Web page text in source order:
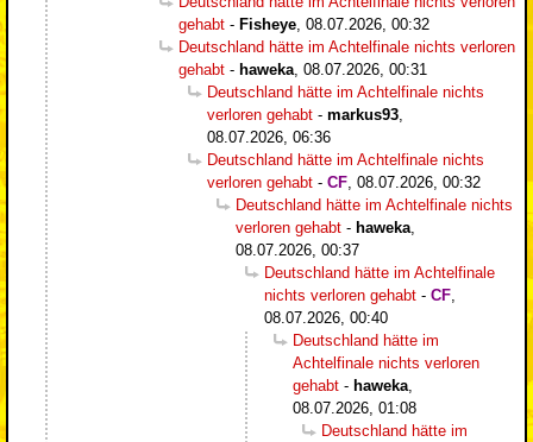
gehabt - Fisheye 08.07.2026, 00:32
Deutschland hätte im Achtelfinale nichts verloren
gehabt - haweka 08.07.2026, 00:31
Deutschland hätte im Achtelfinale nichts
verloren gehabt - markus93
08.07.2026, 06:36
Deutschland hätte im Achtelfinale nichts
verloren gehabt - CF 08.07.2026, 00:32
Deutschland hätte im Achtelfinale nichts
verloren gehabt - haweka
08.07.2026, 00:37
Deutschland hätte im Achtelfinale
nichts verloren gehabt - CF
08.07.2026, 00:40
Deutschland hätte im
Achtelfinale nichts verloren
gehabt - haweka
08.07.2026, 01:08
Deutschland hätte im